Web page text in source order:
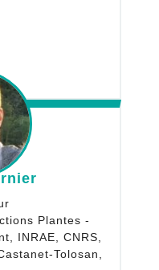
Plantes -
INRAE, CNRS,
Tolosan,